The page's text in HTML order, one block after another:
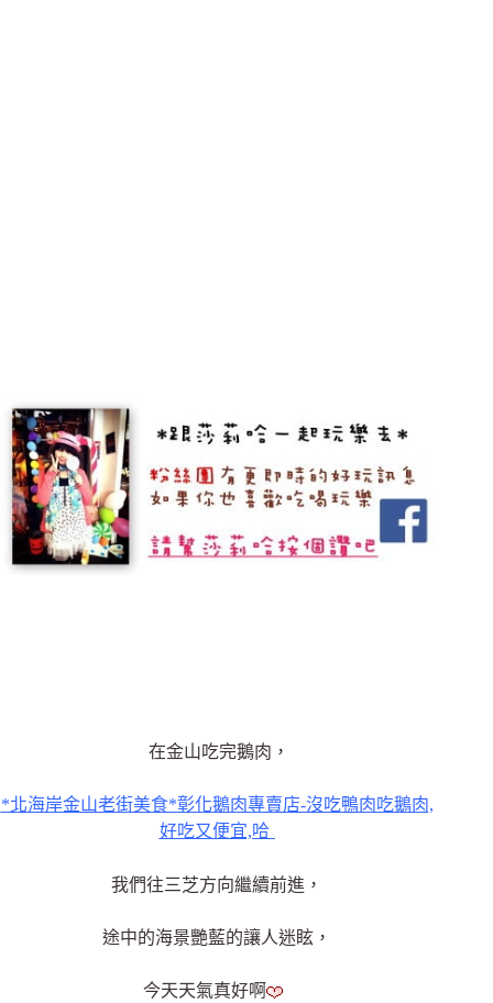
在金山吃完鵝肉，
*北海岸金山老街美食*彰化鵝肉專賣店-沒吃鴨肉吃鵝肉,
好吃又便宜,哈
我們往三芝方向繼續前進，
途中的海景艷藍的讓人迷眩，
今天天氣真好啊